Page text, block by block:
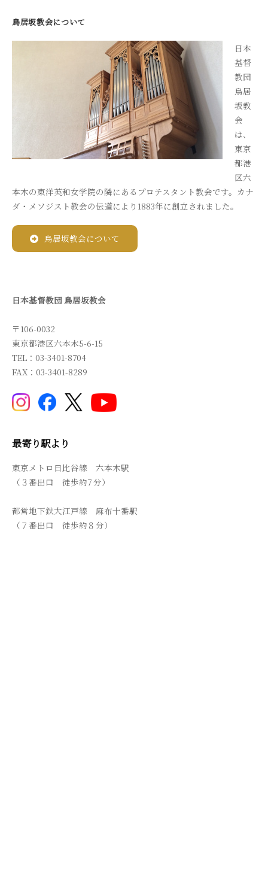
鳥居坂教会について
日本
基督
教団
鳥居
坂教
会
は、
東京
都港
区六
本木の東洋英和女学院の隣にあるプロテスタント教会です。カナ
ダ・メソジスト教会の伝道により1883年に創立されました。
鳥居坂教会について
日本基督教団 鳥居坂教会
〒106-0032
東京都港区六本木5-6-15
TEL：03-3401-8704
FAX：03-3401-8289
最寄り駅より
東京メトロ日比谷線 六本木駅
（３番出口 徒歩約7 分）
都営地下鉄大江戸線 麻布十番駅
（７番出口 徒歩約８分）